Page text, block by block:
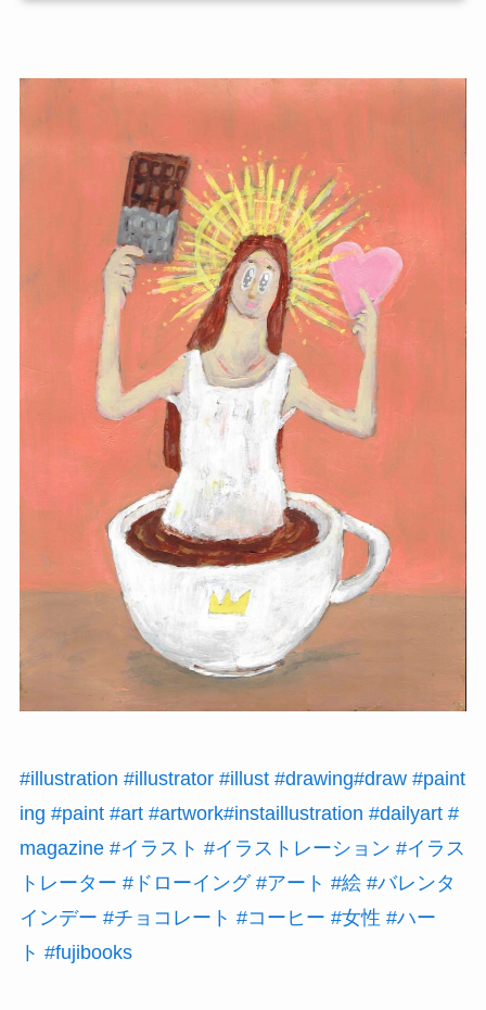
#illustration #illustrator #illust #drawing#draw #paint
ing #paint #art #artwork#instaillustration #dailyart #
magazine #イラスト #イラストレーション #イラス
トレーター #ドローイング #アート #絵 #バレンタ
インデー #チョコレート #コーヒー #女性 #ハー
ト #fujibooks